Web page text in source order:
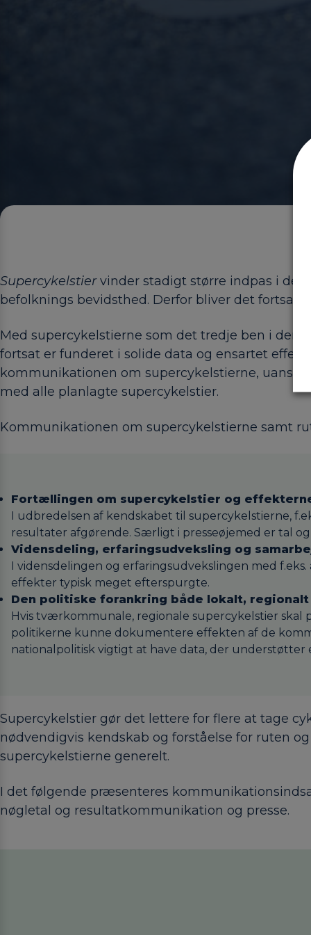
Supercykelstiervinder stadigt større indpas i
befolknings bevidsthed. Derfor bliver det fortsat
Med supercykelstierne som det tredje ben i
fortsat er funderet i solide data og ensartet
kommunikationen om supercykelstierne,
med alle planlagte supercykelstier.
Kommunikationen om supercykelstierne samt
Fortællingen om supercykelstier og
I udbredelsen af kendskabet til supercykelstierne,
resultater afgørende. Særligt i presseøjemed er tal
Vidensdeling, erfaringsudveksling og
I vidensdelingen og erfaringsudvekslingen med
effekter typisk meget efterspurgte.
Den politiske forankring både lokalt,
Hvis tværkommunale, regionale supercykelstier
politikerne kunne dokumentere effekten af de
nationalpolitisk vigtigt at have data, der
Supercykelstier gør det lettere for flere at tage
nødvendigvis kendskab og forståelse for ruten
supercykelstierne generelt.
I det følgende præsenteres
nøgletal og resultatkommunikation og presse.